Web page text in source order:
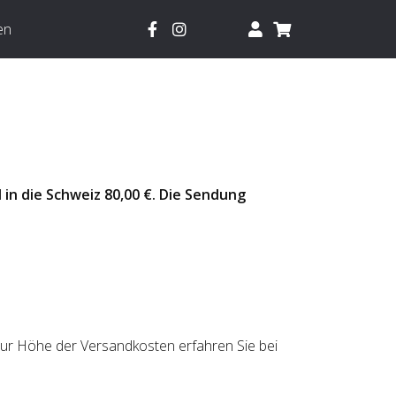
die Schweiz 80,00 €. Die Sendung
Höhe der Versandkosten erfahren Sie bei